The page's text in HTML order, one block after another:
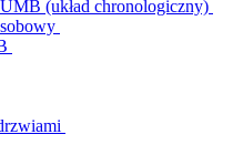
(układ chronologiczny)